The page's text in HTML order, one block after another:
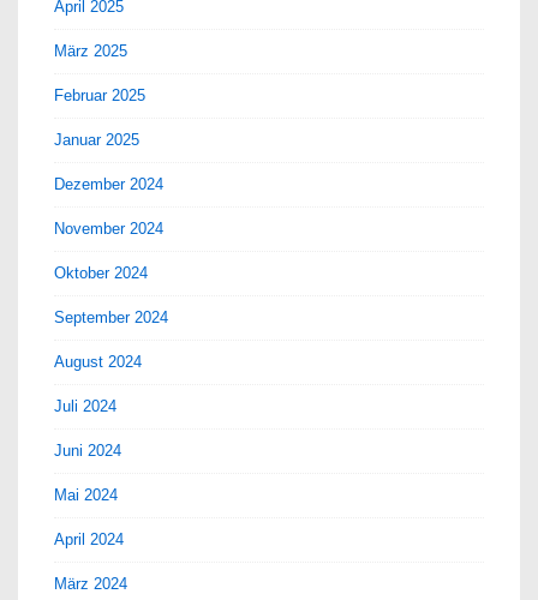
April 2025
März 2025
Februar 2025
Januar 2025
Dezember 2024
November 2024
Oktober 2024
September 2024
August 2024
Juli 2024
Juni 2024
Mai 2024
April 2024
März 2024